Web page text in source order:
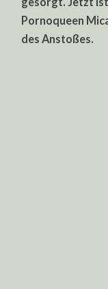
Pornoqueen
des Anstoßes.